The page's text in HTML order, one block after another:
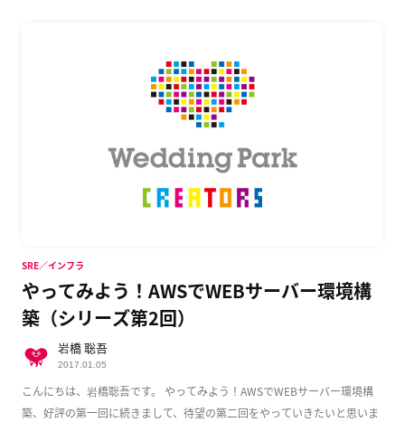
やってみよう！AWSでWEBサーバー環境構
築（シリーズ第2回）
こんにちは、岩橋聡吾です。 やってみよう！AWSでWEBサーバー環境構
築、好評の第一回に続きまして、待望の第二回をやっていきたいと思いま
SRE／インフラ
岩橋 聡吾
2017.01.05